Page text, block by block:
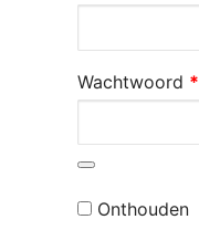
Wachtwoord *
Onthouden